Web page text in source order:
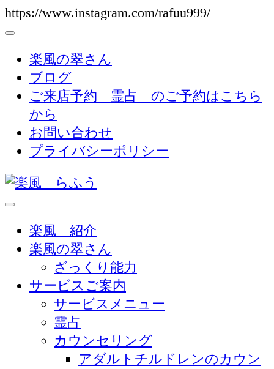
コ
ン
プ
押
す)
https://www.instagram.com/rafuu999/
楽風の翠さん
ブログ
ご来店予約 霊占 のご予約はこちら
から
お問い合わせ
プライバシーポリシー
楽風 らふう
ない不安と苦しみを救う 心の専門家-
楽風 紹介
楽風の翠さん
ざっくり能力
サービスご案内
サービスメニュー
霊占
カウンセリング
アダルトチルドレンのカウン